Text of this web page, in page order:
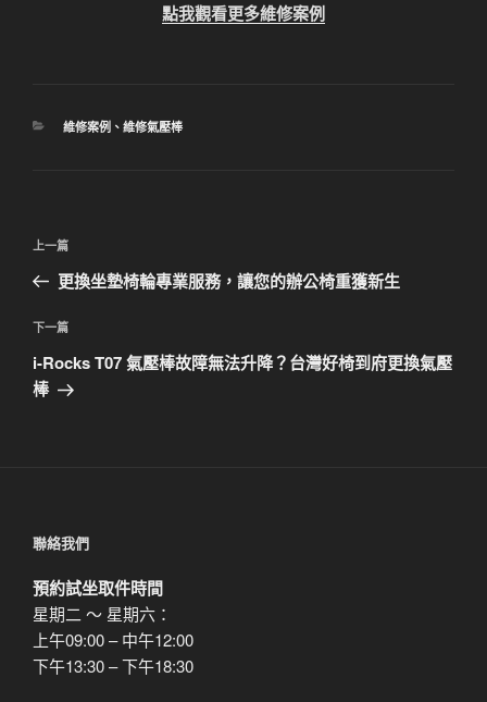
點我觀看更多維修案例
分
維修案例 、 維修氣壓棒
文
導
覽
上
一
文
章
上一篇
更換坐墊椅輪專業服務，讓您的辦公椅重獲新生
下
一
篇
下一篇
i-Rocks T07 氣壓棒故障無法升降？台灣好椅到府更換氣壓
棒
聯絡我們
預約試坐取件時間
星期二 ～ 星期六：
上午09:00 – 中午12:00
下午13:30 – 下午18:30